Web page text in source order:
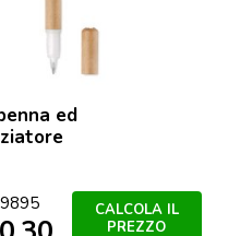
ed
CALCOLA IL
PREZZO